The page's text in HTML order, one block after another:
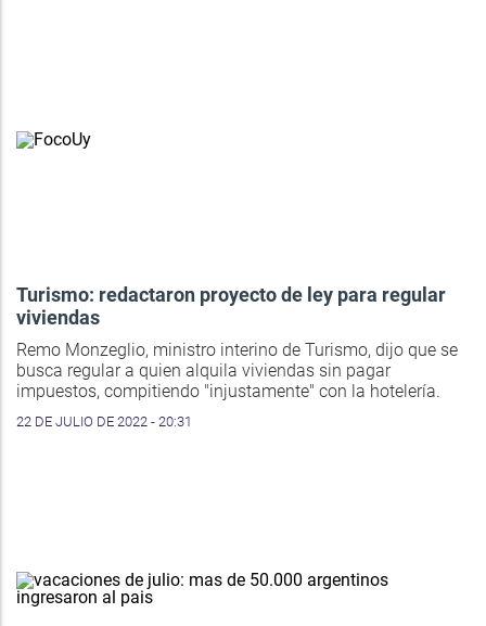
Turismo: redactaron proyecto de ley para regular
viviendas
Remo Monzeglio, ministro interino de Turismo, dijo que se
busca regular a quien alquila viviendas sin pagar
impuestos, compitiendo "injustamente" con la hotelería.
22 DE JULIO DE 2022 - 20:31